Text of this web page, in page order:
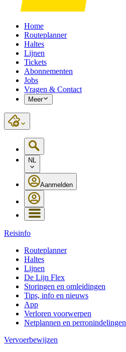
Home
Routeplanner
Haltes
Lijnen
Tickets
Abonnementen
Jobs
Vragen & Contact
Meer
NL
Aanmelden
Reisinfo
Routeplanner
Haltes
Lijnen
De Lijn Flex
Storingen en omleidingen
Tips, info en nieuws
App
Verloren voorwerpen
Netplannen en perronindelingen
Vervoerbewijzen